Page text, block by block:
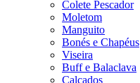
Colete Pescador
Moletom
Manguito
Bonés e Chapéus
Viseira
Buff e Balaclava
Calçados